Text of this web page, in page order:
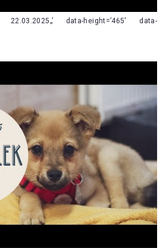
data-height=’465′ data-